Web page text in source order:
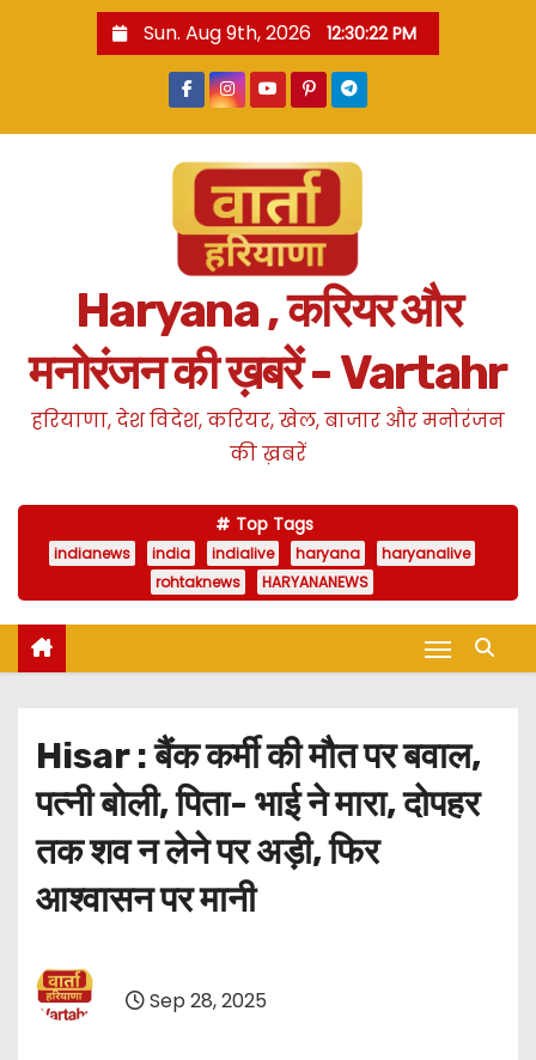
Sun. Aug 9th, 2026 12:30:23 PM
Haryana , करियर और
मनोरंजन की ख़बरें - Vartahr
हरियाणा, देश विदेश, करियर, खेल, बाजार और मनोरंजन
की ख़बरें
Top Tags
indianews india indialive haryana
haryanalive
rohtaknews
HARYANANEWS
Hisar : बैंक कर्मी की मौत पर बवाल,
पत्नी बोली, पिता- भाई ने मारा, दोपहर
तक शव न लेने पर अड़ी, फिर
आश्वासन पर मानी
Sep 28, 2025